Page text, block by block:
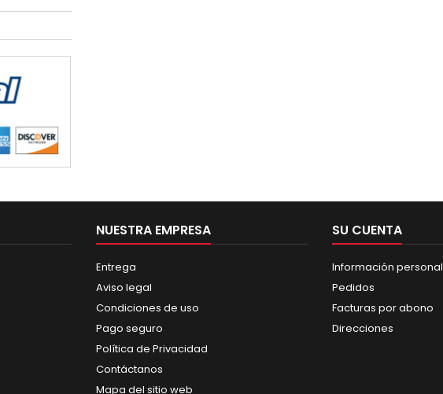
NUESTRA EMPRESA
Entrega
Aviso legal
Condiciones de uso
Pago seguro
Política de Privacidad
Contáctanos
Mapa del sitio web
SU CUENTA
Información personal
Pedidos
Facturas por abono
Direcciones